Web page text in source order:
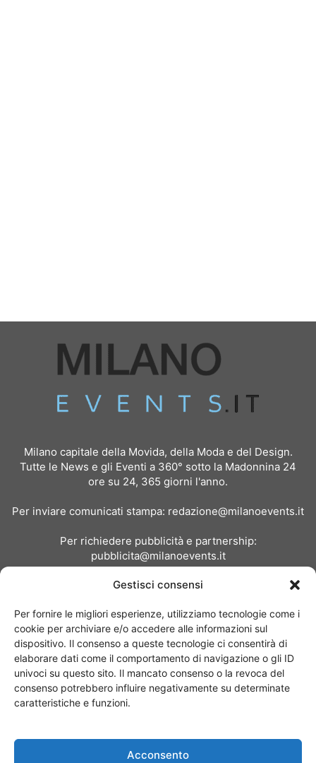
Gestisci consensi
Per fornire le migliori esperienze, utilizziamo tecnologie come i
cookie per archiviare e/o accedere alle informazioni sul
dispositivo. Il consenso a queste tecnologie ci consentirà di
elaborare dati come il comportamento di navigazione o gli ID
univoci su questo sito. Il mancato consenso o la revoca del
consenso potrebbero influire negativamente su determinate
caratteristiche e funzioni.
Acconsento
Milano capitale della Movida, della Moda e del Design.
Tutte le News e gli Eventi a 360° sotto la Madonnina 24
ore su 24, 365 giorni l'anno.
Per inviare comunicati stampa: redazione@milanoevents.it
Per richiedere pubblicità e partnership:
pubblicita@milanoevents.it
Chi siamo I Nostri Clienti